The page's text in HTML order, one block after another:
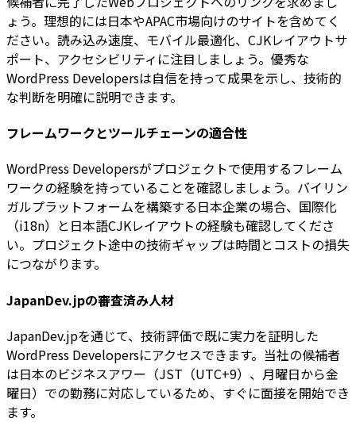
ょう。理想的には日本やAPAC市場向けのサイトを含めてく
ださい。読み込み速度、モバイル最適化、CJKレイアウトサ
ポート、アクセシビリティに注目しましょう。優秀な
WordPress Developersは自信を持って成果を示し、技術的
な判断を明確に説明できます。
フレームワークとツールチェーンの適合性
WordPress Developersがプロジェクトで使用するフレーム
ワークの経験を持っていることを確認しましょう。バイリン
ガルプラットフォームを構築する日本企業の場合、国際化
（i18n）と日本語CJKレイアウトの経験も確認してくださ
い。プロジェクト途中の技術ギャップは時間とコストの損失
につながります。
JapanDev.jpの審査済み人材
JapanDev.jpを通じて、技術評価で既に実力を証明した
WordPress Developersにアクセスできます。当社の候補者
は日本のビジネスアワー（JST（UTC+9）、月曜日から金
曜日）での勤務に対応しているため、すぐに面接を開始でき
ます。